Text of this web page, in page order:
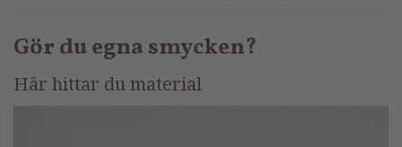
Gör du egna smycken?
Här hittar du material